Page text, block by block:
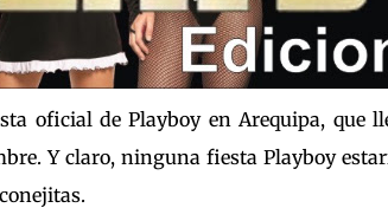
oficial de Playboy en Arequipa, que
Y claro, ninguna fiesta Playboy